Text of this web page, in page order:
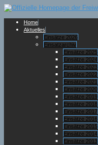
Home
Aktuelles
Einsätze 2026
Einsatzarchiv
Einsätze 2025
Einsätze 2024
Einsätze 2023
Einsätze 2022
Einsätze 2021
Einsätze 2020
Einsätze 2019
Einsätze 2018
Einsätze 2017
Einsätze 2016
Einsätze 2015
Einsätze 2014
Einsätze 2013